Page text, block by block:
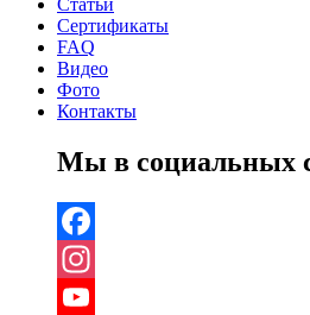
Сертификаты
FAQ
Видео
Фото
Контакты
Мы в социальных
Facebook
Instagram